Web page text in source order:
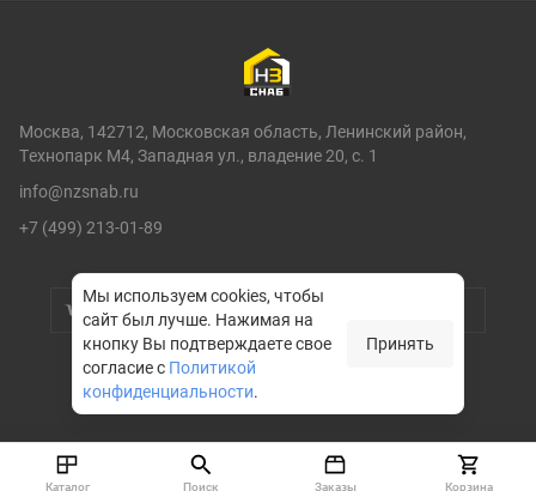
Москва, 142712, Московская область, Ленинский район,
Технопарк М4, Западная ул., владение 20, с. 1
info@nzsnab.ru
+7 (499) 213-01-89
Мы используем cookies, чтобы
сайт был лучше. Нажимая на
кнопку Вы подтверждаете свое
согласие с Политикой
конфиденциальности.
Принять
© НЗСНАБ 2004-2026
Каталог Поиск Заказы Корзина